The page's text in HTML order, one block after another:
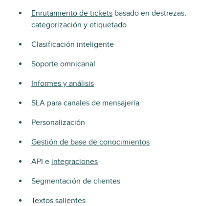
Enrutamiento de tickets basado en destrezas,
categorización y etiquetado
Clasificación inteligente
Soporte omnicanal
Informes y análisis
SLA para canales de mensajería
Personalización
Gestión de base de conocimientos
API e integraciones
Segmentación de clientes
Textos salientes